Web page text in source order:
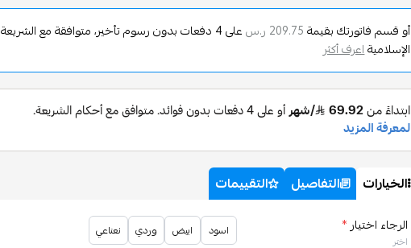
أو قسم فاتورتك بقيمة 209.75 ر.س على4 دفعات بدون رسوم تأخير، متوافقة مع الشريعة
الإسلاميةاعرف أكثر
الخيارات التفاصيل التقييمات
الرجاء اختيار *
اختر
اسود ابيض وردي نعناعي